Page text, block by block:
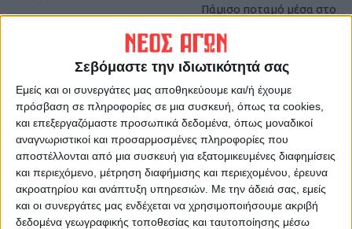
Σεβόμαστε την ιδιωτικότητά σας
Εμείς και οι συνεργάτες μας αποθηκεύουμε και/ή έχουμε
πρόσβαση σε πληροφορίες σε μια συσκευή, όπως τα cookies,
και επεξεργαζόμαστε προσωπικά δεδομένα, όπως μοναδικοί
αναγνωριστικοί και προσαρμοσμένες πληροφορίες που
αποστέλλονται από μια συσκευή για εξατομικευμένες διαφημίσεις
και περιεχόμενο, μέτρηση διαφήμισης και περιεχομένου, έρευνα
ακροατηρίου και ανάπτυξη υπηρεσιών. Με την άδειά σας, εμείς
και οι συνεργάτες μας ενδέχεται να χρησιμοποιήσουμε ακριβή
δεδομένα γεωγραφικής τοποθεσίας και ταυτοποίησης μέσω
Πάμισο ποταμό μέσα στο
Δημοσιογραφική Ομάδα ΝΕΟΣ ΑΓΩΝ
https://neosagon.gr
Η Αρχαιότερη Καθημερινή Πρωινή Εφημερίδα της Καρδίτσας